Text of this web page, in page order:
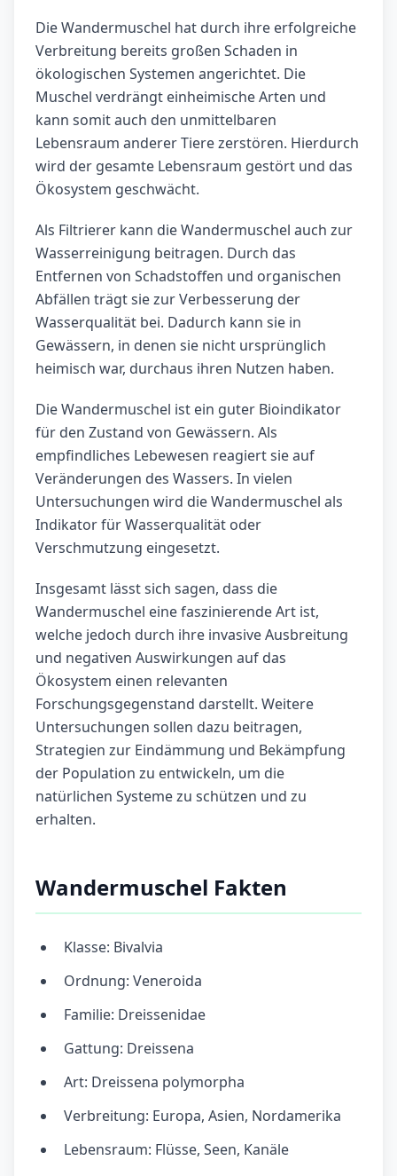
Die Wandermuschel hat durch ihre erfolgreiche
Verbreitung bereits großen Schaden in
ökologischen Systemen angerichtet. Die
Muschel verdrängt einheimische Arten und
kann somit auch den unmittelbaren
Lebensraum anderer Tiere zerstören. Hierdurch
wird der gesamte Lebensraum gestört und das
Ökosystem geschwächt.
Als Filtrierer kann die Wandermuschel auch zur
Wasserreinigung beitragen. Durch das
Entfernen von Schadstoffen und organischen
Abfällen trägt sie zur Verbesserung der
Wasserqualität bei. Dadurch kann sie in
Gewässern, in denen sie nicht ursprünglich
heimisch war, durchaus ihren Nutzen haben.
Die Wandermuschel ist ein guter Bioindikator
für den Zustand von Gewässern. Als
empfindliches Lebewesen reagiert sie auf
Veränderungen des Wassers. In vielen
Untersuchungen wird die Wandermuschel als
Indikator für Wasserqualität oder
Verschmutzung eingesetzt.
Insgesamt lässt sich sagen, dass die
Wandermuschel eine faszinierende Art ist,
welche jedoch durch ihre invasive Ausbreitung
und negativen Auswirkungen auf das
Ökosystem einen relevanten
Forschungsgegenstand darstellt. Weitere
Untersuchungen sollen dazu beitragen,
Strategien zur Eindämmung und Bekämpfung
der Population zu entwickeln, um die
natürlichen Systeme zu schützen und zu
erhalten.
Wandermuschel Fakten
Klasse: Bivalvia
Ordnung: Veneroida
Familie: Dreissenidae
Gattung: Dreissena
Art: Dreissena polymorpha
Verbreitung: Europa, Asien, Nordamerika
Lebensraum: Flüsse, Seen, Kanäle